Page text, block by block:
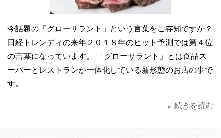
今話題の「グローサラント」という言葉をご存知ですか？
日経トレンディの来年２０１８年のヒット予測では第４位
の言葉になっています。 「グローサラント」とは食品ス
ーパーとレストランが一体化している新形態のお店の事で
す。
続きを読む